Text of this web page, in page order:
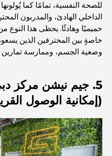
مطاعم في دبي هيلز: أفضل
أفضل ملاعب الجولف
المجتمعات السكنية المطلة
فاخرة على شاطئ البحر
أفضل البنوك في دبي
للصحة النفسية، تمامًا كما
الداخلي الهادئ، والمدربون
حميميًا وهادئًا. يحظى هذا النوع
خاصةٍ بين المحترفين الذين
وضعية الجسم، وممارسة تمارين
5. جيم نيشن مركز
(إمكانية الوصول